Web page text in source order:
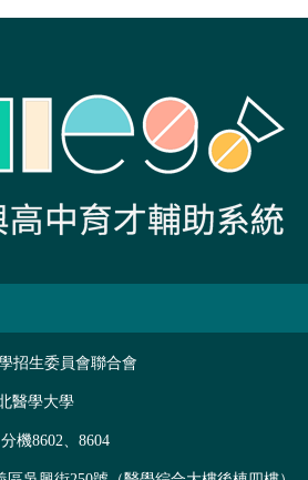
招生委員會聯合會
醫學大學
機8602、8604